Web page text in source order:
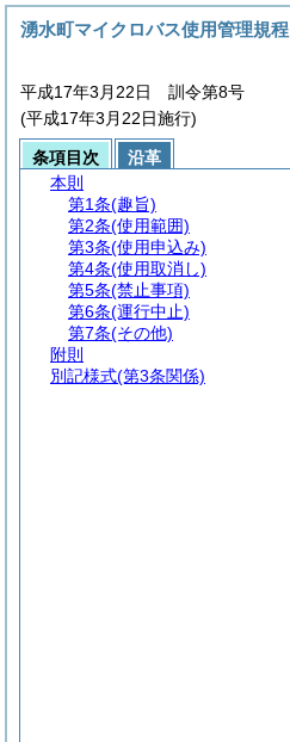
湧水町マイクロバス使用管理規程
平成17年3月22日 訓令第8号
(平成17年3月22日施行)
条項目次
沿革
本則
第1条(趣旨)
第2条(使用範囲)
第3条(使用申込み)
第4条(使用取消し)
第5条(禁止事項)
第6条(運行中止)
第7条(その他)
附則
別記様式(第3条関係)